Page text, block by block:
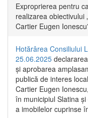
Exproprierea pentru
realizarea obiectivului
Cartier Eugen
Hotărârea Consiliului
25.06.2025
și aprobarea
publică de interes
Cartier Eugen
în municipiul Slatina
a imobilelor cuprinse